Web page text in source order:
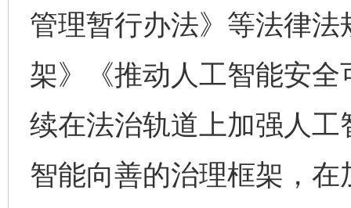
管理暂行办法》等法律
架》《推动人工智能安
续在法治轨道上加强人
智能向善的治理框架，